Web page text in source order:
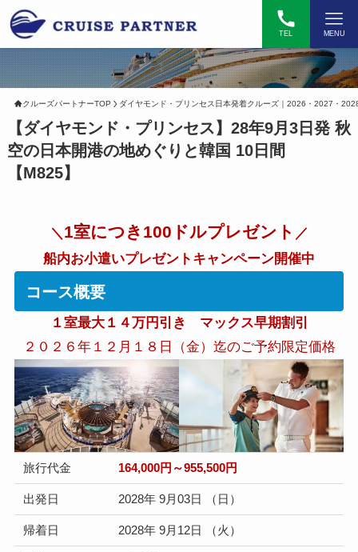
TEL MENU
クルーズパートナーTOP ダイヤモンド・プリンセス日本発着クルーズ｜2026・2027・
【ダイヤモンド・プリンセス】28年9月3日発 秋
空の日本開港の地めぐりと韓国 10日間
【M825】
＼ 1室につき100ドルプレゼント ／
船内お小遣いプレゼントキャンペーン開催中
コース概要
１室最大１４万円引き マックス早期割引
２０２６年１２月１８日（金）迄のご予約限定価格
旅行代金 164,000円～955,500円
出発日 2028年 9月03日 （日）
帰着日 2028年 9月12日 （火）